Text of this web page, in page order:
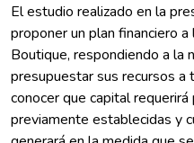
El estudio realizado en la
proponer un plan financiero
Boutique, respondiendo a la
presupuestar sus recursos
conocer que capital
previamente establecidas y